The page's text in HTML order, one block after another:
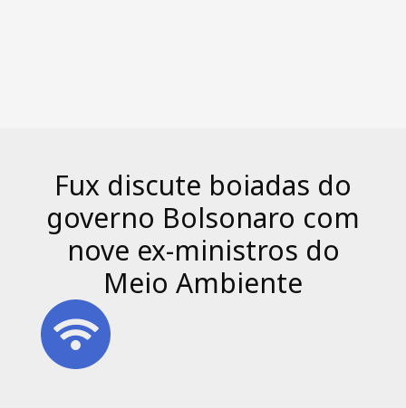
Fux discute boiadas do
governo Bolsonaro com
nove ex-ministros do
Meio Ambiente